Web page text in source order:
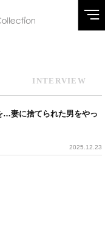
INTERVIEW
…妻に捨てられた男をやっ
2025.12.23